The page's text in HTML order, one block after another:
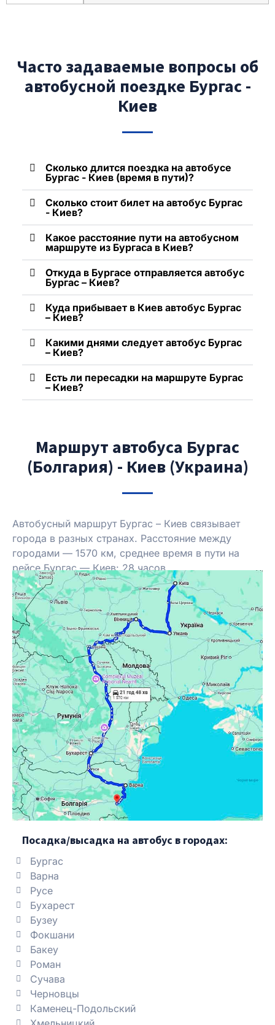
Часто задаваемые вопросы об
автобусной поездке Бургас -
Киев
Сколько длится поездка на автобусе
Бургас - Киев (время в пути)?
Сколько стоит билет на автобус Бургас
- Киев?
Какое расстояние пути на автобусном
маршруте из Бургаса в Киев?
Откуда в Бургасе отправляется автобус
Бургас – Киев?
Куда прибывает в Киев автобус Бургас
– Киев?
Какими днями следует автобус Бургас
– Киев?
Есть ли пересадки на маршруте Бургас
– Киев?
Маршрут автобуса Бургас
(Болгария) - Киев (Украина)
Автобусный маршрут Бургас – Киев связывает
города в разных странах. Расстояние между
городами — 1570 км, среднее время в пути на
рейсе Бургас — Киев: 28 часов.
Посадка/высадка на автобус в городах:
Бургас
Варна
Русе
Бухарест
Бузеу
Фокшани
Бакеу
Роман
Сучава
Черновцы
Каменец-Подольский